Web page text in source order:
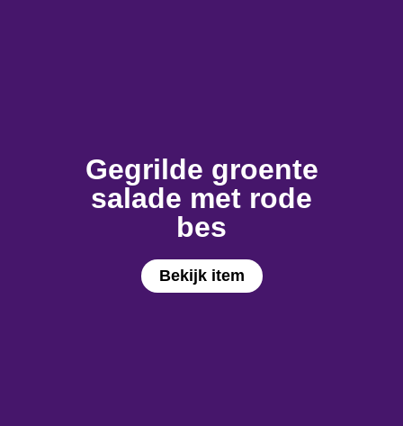
Bekijk item
Gegrilde groente
salade met rode
bes